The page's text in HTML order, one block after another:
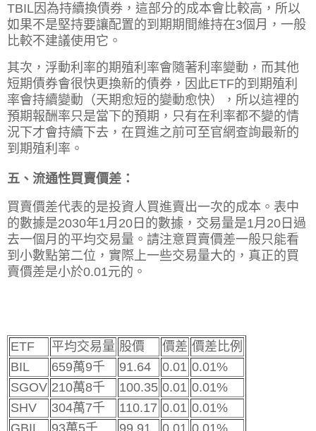
TBIL因為持續換債券，這部分的成本會比較高，所以
如果不是堅持要讓配置的到期期間維持在3個月，一般
比較不建議使用它。
其次，浮動利率的期殖利率會隨著利率變動，而其他
短期債券會很快更換新的債券，因此ETF的到期殖利
率會持續變動（天期愈短的變動愈快），所以這裡的
預期報酬率只是當下的預期，只有在利率都不變的情
況下才會持續下去，在買進之前可至官網查詢最新的
到期殖利率。
五、流通性買賣價差：
買賣價差代表的是投資人買進賣出一次的成本。 表中
的數據是2030年1月20日的數據，交易量是1月20日過
去一個月的平均交易量。請注意買賣價差一般只能看
到小數點第二位，實際上一些交易量大的，真正的買
賣價差是小於0.01元的。
ETF 平均交易量 股價 價差 價差比例
BIL
659萬9千 91.64 0.01 0.01%
SGOV 210萬8千 100.35 0.01 0.01%
SHV
304萬7千 110.17 0.01 0.01%
GBIL
93萬5千 99.91 0.01 0.01%